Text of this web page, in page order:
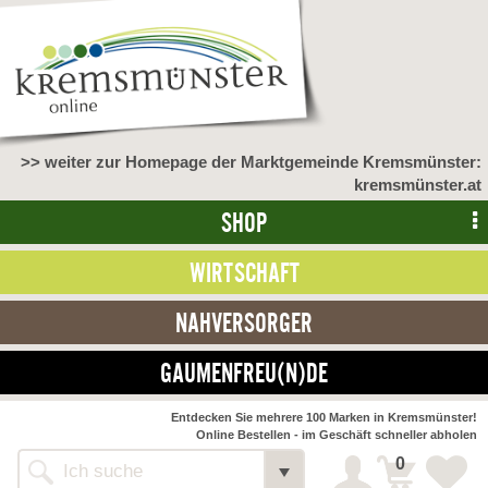
>> weiter zur Homepage der Marktgemeinde Kremsmünster:
kremsmünster.at
SHOP
WIRTSCHAFT
NAHVERSORGER
GAUMENFREU(N)DE
Alle Webseiten
Entdecken Sie mehrere 100 Marken in Kremsmünster!
Online Bestellen - im Geschäft schneller abholen
0
NAHVERSORGER
>> Bauernmarkt << Detail